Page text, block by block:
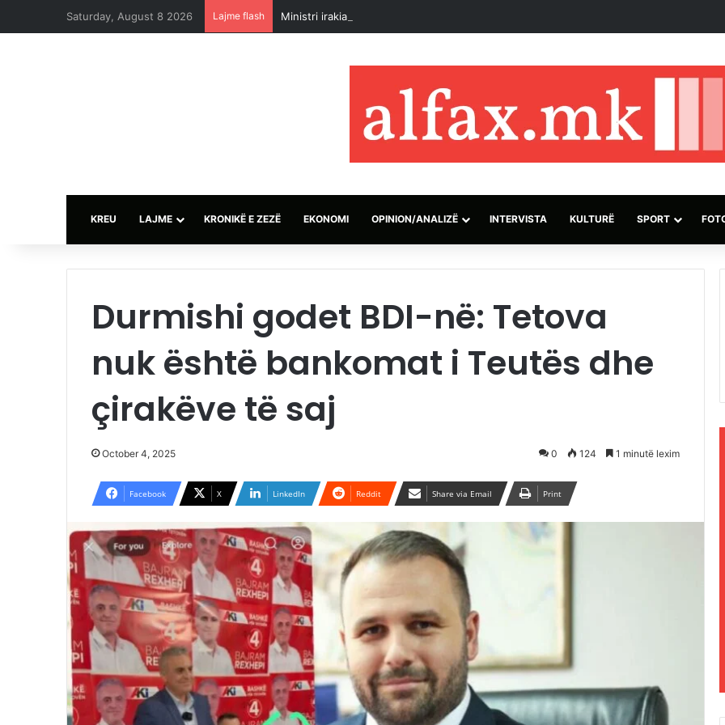
Saturday, August 8 2026 Lajme flash Ministri irakian i Naftës: Eksportet e naftës kanë rënë me 75% për shkak të bllokadës
KREU LAJME KRONIKË E ZEZË EKONOMI OPINION/ANALIZË INTERVISTA KULTURË SPORT
Durmishi godet BDI-në: Tetova
nuk është bankomat i Teutës dhe
çirakëve të saj
October 4, 2025 0 124 1 minutë lexim
Facebook X LinkedIn Reddit Share via Email Print